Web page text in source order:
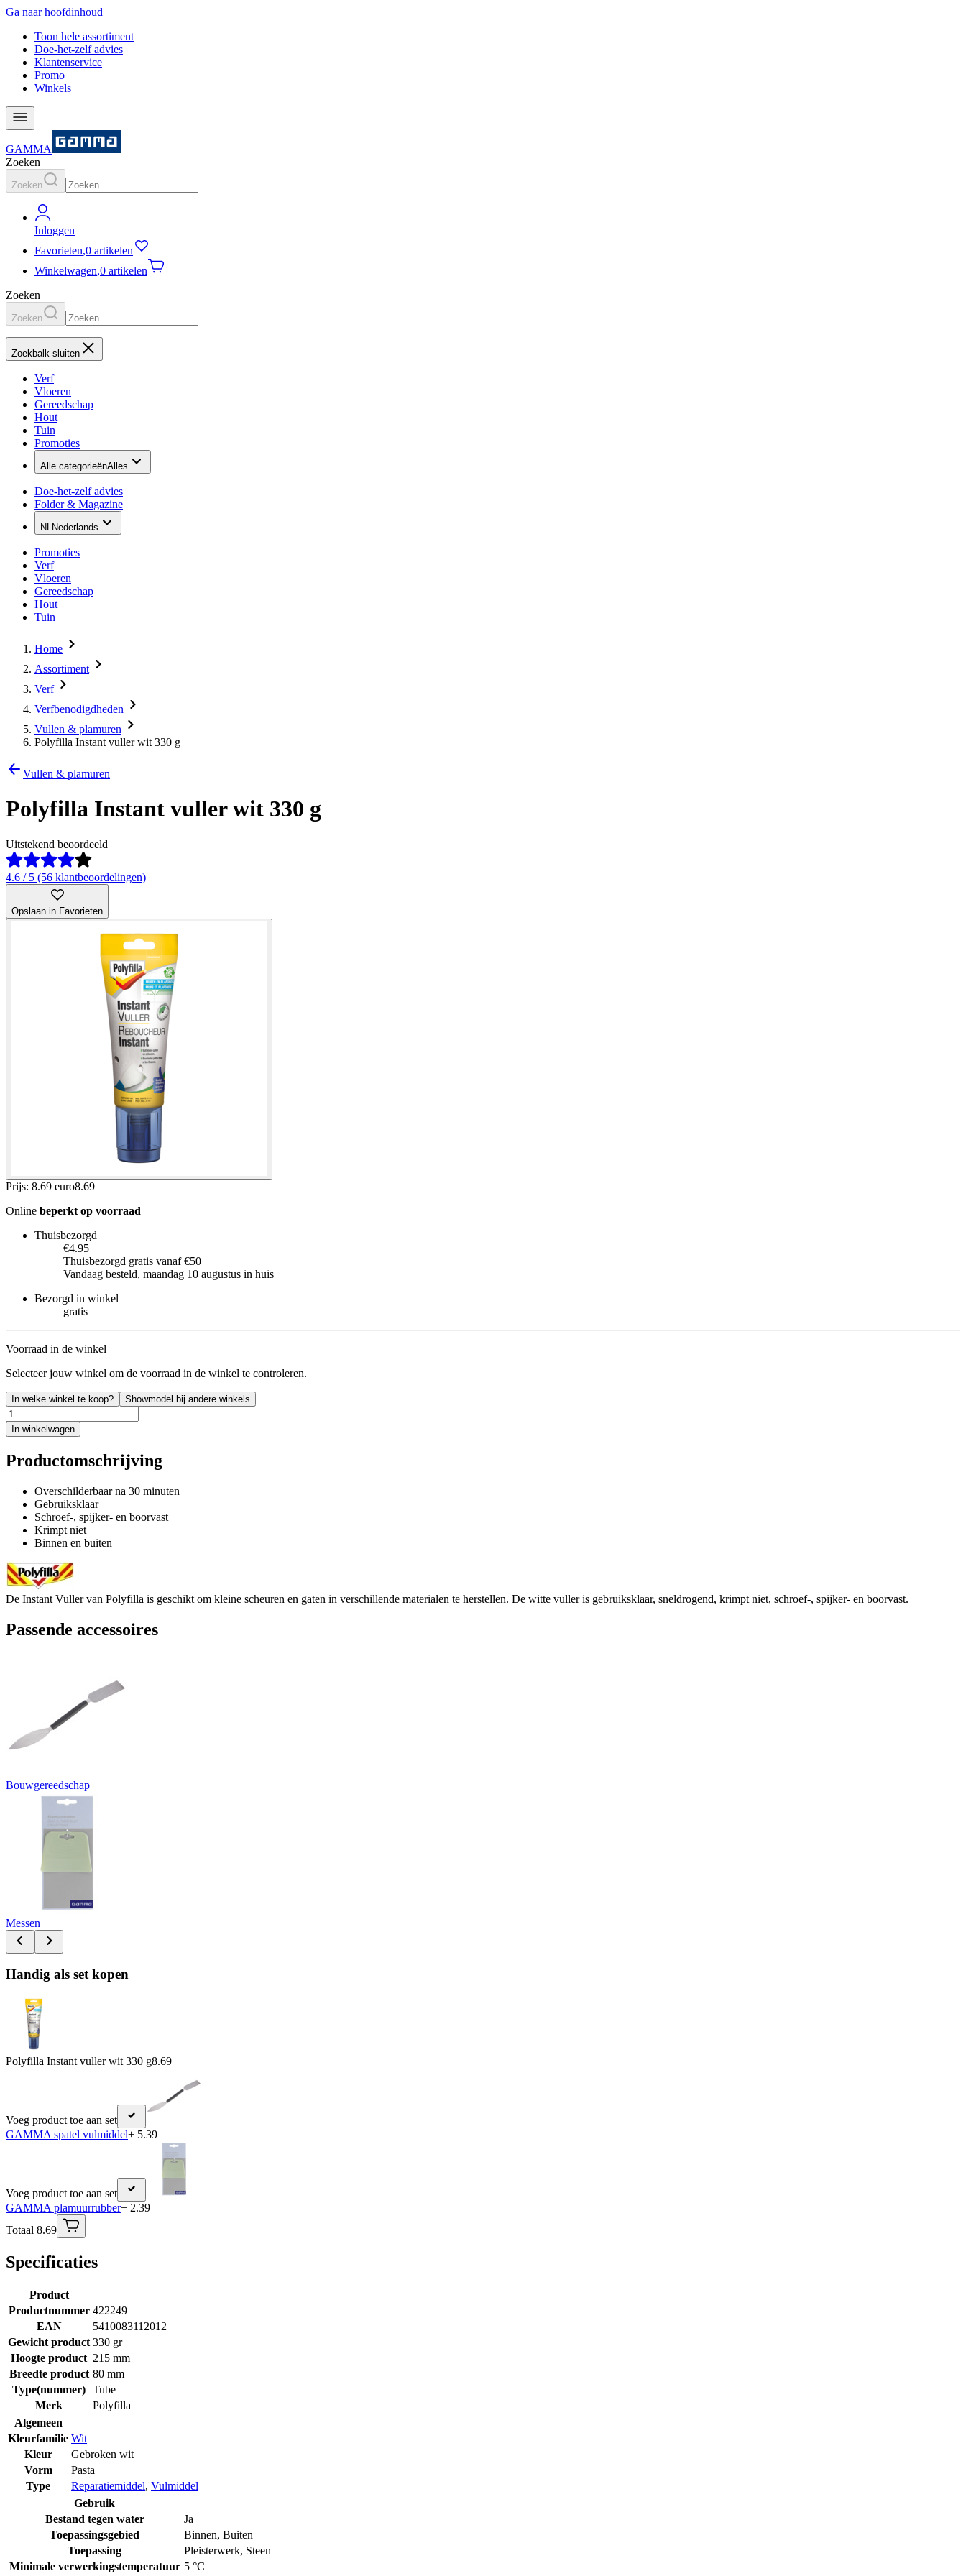
Ga naar hoofdinhoud
Toon hele assortiment
Doe-het-zelf advies
Klantenservice
Promo
Winkels
GAMMA
Zoeken
Zoeken
Inloggen
Favorieten,0 artikelen
Winkelwagen,0 artikelen
Zoeken
Zoeken
Zoekbalk sluiten
Verf
Vloeren
Gereedschap
Hout
Tuin
Promoties
Alle categorieënAlles
Doe-het-zelf advies
Folder & Magazine
NLNederlands
Promoties
Verf
Vloeren
Gereedschap
Hout
Tuin
Home
Assortiment
Verf
Verfbenodigdheden
Vullen & plamuren
Polyfilla Instant vuller wit 330 g
Vullen & plamuren
Polyfilla Instant vuller wit 330 g
Uitstekend beoordeeld
4.6 / 5 (56 klantbeoordelingen)
Opslaan in Favorieten
Prijs: 8.69 euro8.69
Online beperkt op voorraad
Thuisbezorgd
€4.95
Thuisbezorgd gratis vanaf €50
Vandaag besteld, maandag 10 augustus in huis
Bezorgd in winkel
gratis
Voorraad in de winkel
Selecteer jouw winkel om de voorraad in de winkel te controleren.
In welke winkel te koop? Showmodel bij andere winkels
In winkelwagen
Productomschrijving
Overschilderbaar na 30 minuten
Gebruiksklaar
Schroef-, spijker- en boorvast
Krimpt niet
Binnen en buiten
De Instant Vuller van Polyfilla is geschikt om kleine scheuren en gaten in verschillende materialen te herstellen. De witte vuller is gebruiksklaar, sneldrogend, krimpt niet, schroef-, spijker- en boorvast.
Passende accessoires
Bouwgereedschap
Messen
Handig als set kopen
Polyfilla Instant vuller wit 330 g8.69
Voeg product toe aan set
GAMMA spatel vulmiddel+ 5.39
Voeg product toe aan set
GAMMA plamuurrubber+ 2.39
Totaal 8.69
Specificaties
Product
Productnummer 422249
EAN
5410083112012
Gewicht product 330 gr
Hoogte product 215 mm
Breedte product 80 mm
Type(nummer) Tube
Merk
Polyfilla
Algemeen
Kleurfamilie Wit
Kleur
Gebroken wit
Vorm
Pasta
Type
Reparatiemiddel, Vulmiddel
Gebruik
Bestand tegen water
Ja
Toepassingsgebied
Binnen, Buiten
Toepassing
Pleisterwerk, Steen
Minimale verwerkingstemperatuur 5 °C